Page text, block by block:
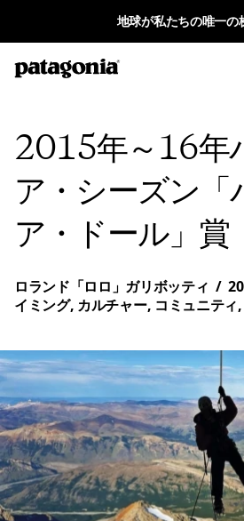
地球が私たちの唯一の
2015年～16年
ア・シーズン「
ア・ドール」賞
ロランド「ロロ」ガリボッティ /
イミング, カルチャー, コミュニティ,